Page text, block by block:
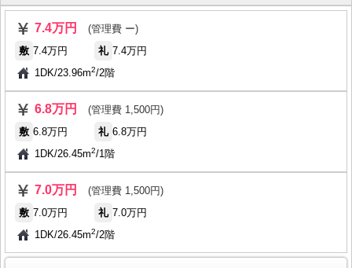
7.4万円
(管理費 ー)
敷 7.4万円 礼 7.4万円
1DK/23.96m2/2階
6.8万円
(管理費 1,500円)
敷 6.8万円 礼 6.8万円
1DK/26.45m2/1階
7.0万円
(管理費 1,500円)
敷 7.0万円 礼 7.0万円
1DK/26.45m2/2階